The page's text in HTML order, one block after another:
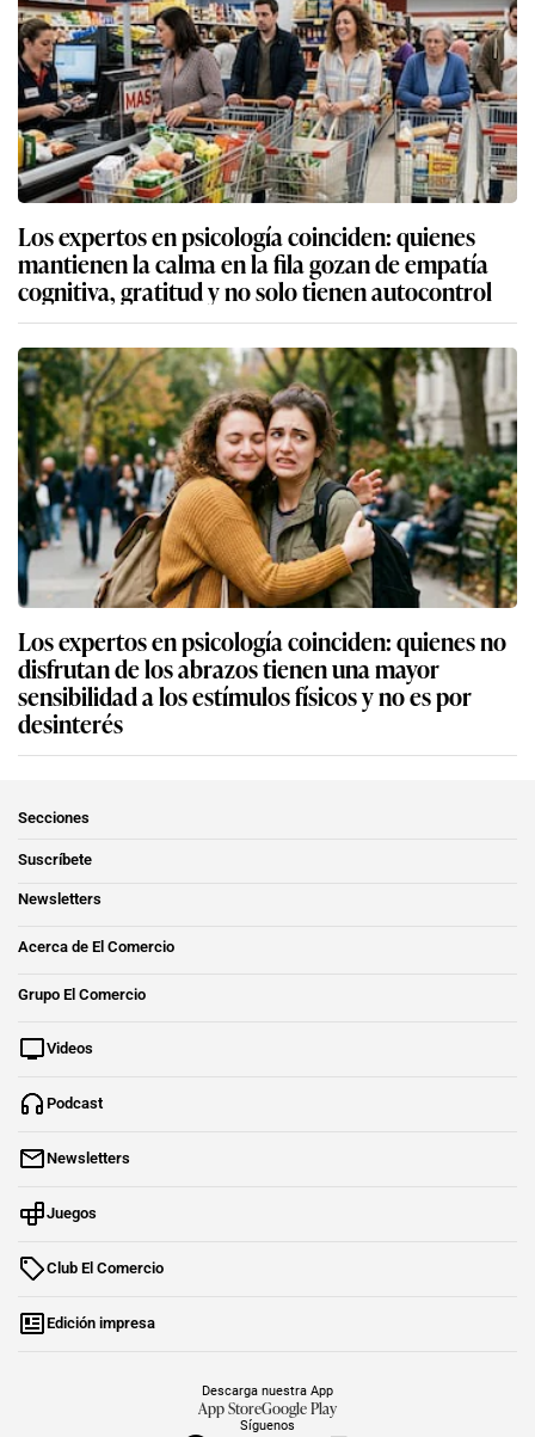
Los expertos en psicología coinciden: quienes
mantienen la calma en la fila gozan de empatía
cognitiva, gratitud y no solo tienen autocontrol
Los expertos en psicología coinciden: quienes no
disfrutan de los abrazos tienen una mayor
sensibilidad a los estímulos físicos y no es por
desinterés
Secciones
Suscríbete
Newsletters
Acerca de El Comercio
Grupo El Comercio
Videos
Podcast
Newsletters
Juegos
Club El Comercio
Edición impresa
Síguenos
Descarga nuestra App
App StoreGoogle Play